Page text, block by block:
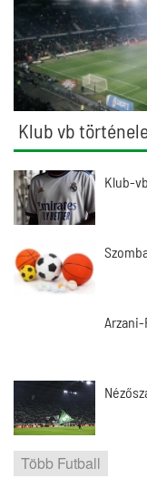
Klub vb
Klub-
Több Futball